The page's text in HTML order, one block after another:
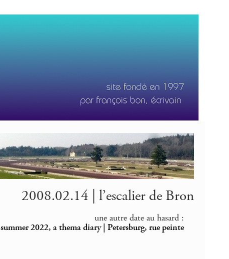
2008.02.14 | l’escalier de Bron
une autre date au hasard :
summer 2022, a thema diary | Petersburg, rue peinte